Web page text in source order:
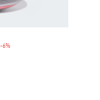
-6%Descuento